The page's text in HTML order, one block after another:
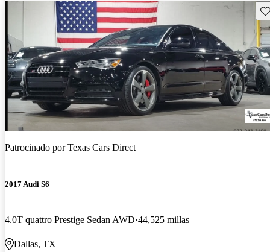
Patrocinado porTexas Cars Direct
2017 Audi S6
4.0T quattro Prestige Sedan AWD 44,525 millas
Dallas, TX